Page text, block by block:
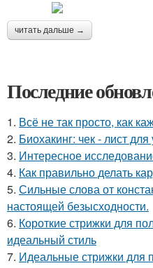
читать дальше →
Последние
1. Всё не так просто, как
2. Биохакинг: чек - лист
3. Интересное
4. Как правильно делать
5. Сильные слова от
настоящей безысходности.
6. Короткие стрижки для
идеальный стиль
7. Идеальные стрижки для